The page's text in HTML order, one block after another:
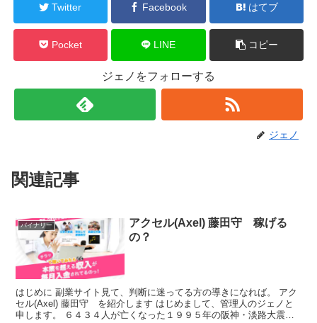
Twitter Facebook はてブ
Pocket LINE コピー
ジェノをフォローする
ジェノ
関連記事
バイナリー
アクセル(Axel) 藤田守 稼げる
の？
はじめに 副業サイト見て、判断に迷ってる方の導きになれば。 アク
セル(Axel) 藤田守 を紹介します はじめまして、管理人のジェノと
申します。 ６４３４人が亡くなった１９９５年の阪神・淡路大震災